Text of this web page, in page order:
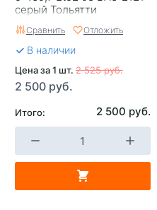
серый Тольятти
Сравнить Отложить
В наличии
Цена за 1 шт. 2 525 руб.
2 500 руб.
Итого: 2 500 руб.